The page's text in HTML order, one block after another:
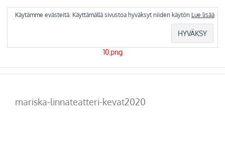
mariska-linnateatteri-kevat2020
Käytämme evästeitä. Käyttämällä sivustoa hyväksyt niiden käytön Lue lisää